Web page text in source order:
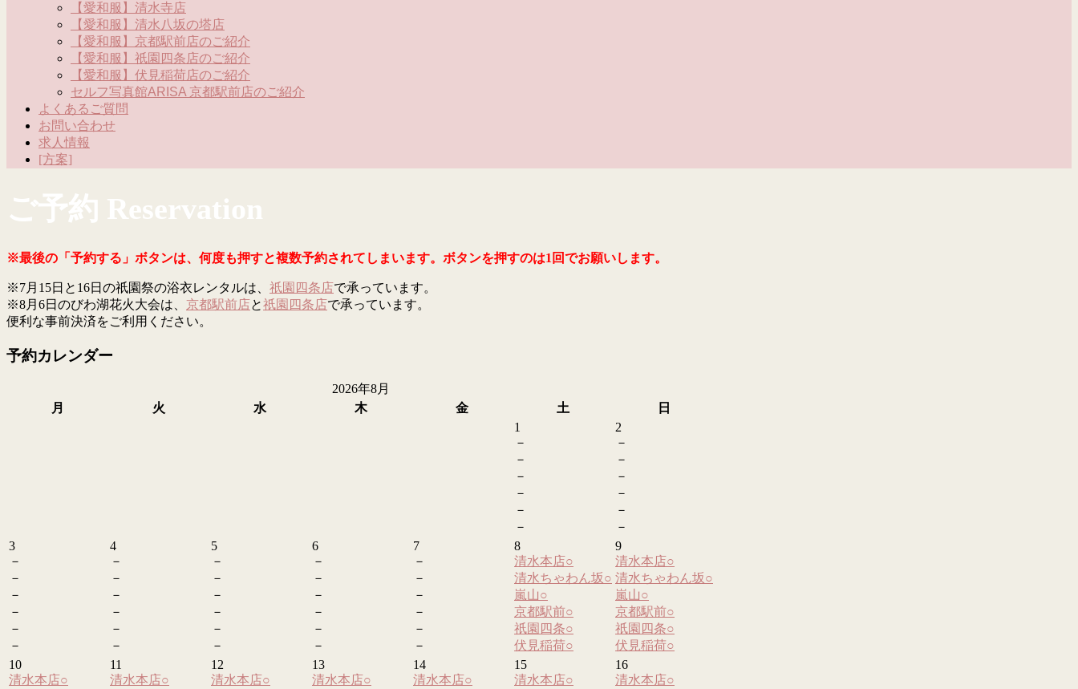
【愛和服】清水寺店
【愛和服】清水八坂の塔店
【愛和服】京都駅前店のご紹介
【愛和服】祇園四条店のご紹介
【愛和服】伏見稲荷店のご紹介
セルフ写真館ARISA 京都駅前店のご紹介
よくあるご質問
お問い合わせ
求人情報
[方案]
ご予約 Reservation
※最後の「予約する」ボタンは、何度も押すと複数予約されてしまいます。ボタンを押すのは1回でお願いします。
※7月15日と16日の祇園祭の浴衣レンタルは、 祇園四条店で承っています。
※8月6日のびわ湖花火大会は、 京都駅前店と祇園四条店で承っています。
便利な事前決済をご利用ください。
予約カレンダー
2026年8月
月
火 水 木 金 土
日
1
－
－
－
－
－
－
2
－
－
－
－
－
－
3
－
－
－
－
－
－
4
－
－
－
－
－
－
5
－
－
－
－
－
－
6
－
－
－
－
－
－
7
－
－
－
－
－
－
8
清水本店○
清水ちゃわん坂○
嵐山○
京都駅前○
祇園四条○
伏見稲荷○
9
清水本店○
清水ちゃわん坂○
嵐山○
京都駅前○
祇園四条○
伏見稲荷○
10
清水本店○
11
清水本店○
12
清水本店○
13
清水本店○
14
清水本店○
15
清水本店○
16
清水本店○